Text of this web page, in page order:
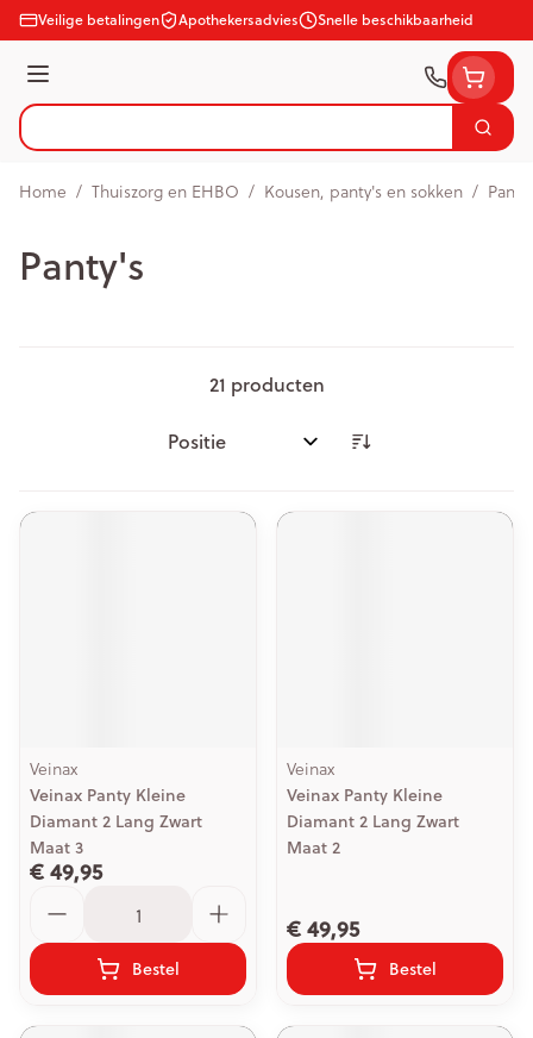
Ga naar de inhoud
Veilige betalingen Apothekersadvies Snelle beschikbaarheid
Menu
Product, merk, categorie...
Zoek
Home / Thuiszorg en EHBO / Kousen, panty's en sokken /
Panty's
21 producten
Sorteer op:
Veinax
Veinax Panty Kleine
Diamant 2 Lang Zwart
Maat 3
€ 49,95
Bestel
Veinax
Veinax Panty Kleine
Diamant 2 Lang Zwart
Maat 2
€ 49,95
Bestel